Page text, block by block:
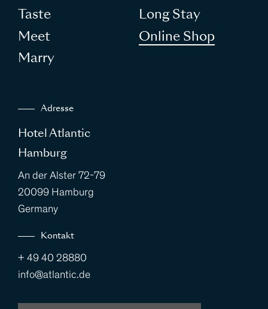
Taste
Meet
Marry
Long Stay
Online Shop
Adresse
Hotel Atlantic
Hamburg
An der Alster 72-79
20099 Hamburg
Germany
Kontakt
+ 49 40 28880
info@atlantic.de